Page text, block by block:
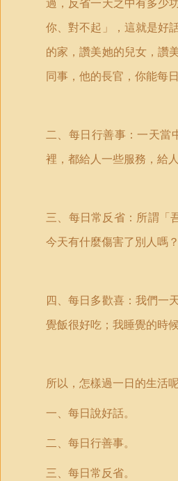
你、對不起」，這就是好
的家，讚美她的兒女，讚
同事，他的長官，你能每
二、每日行善事：一天當
裡，都給人一些服務，給
三、每日常反省：所謂「
今天有什麼傷害了別人嗎
四、每日多歡喜：我們一
覺飯很好吃；我睡覺的時
所以，怎樣過一日的生活
一、每日說好話。
二、每日行善事。
三、每日常反省。